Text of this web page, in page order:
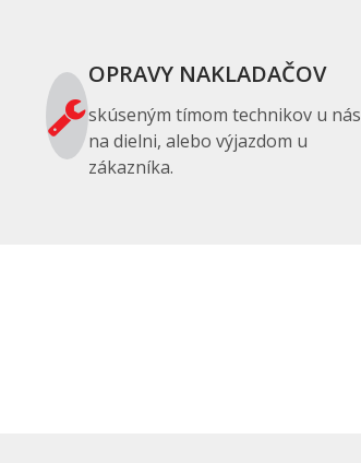
OPRAVY NAKLADAČOV
skúseným tímom technikov u nás
na dielni, alebo výjazdom u
zákazníka.